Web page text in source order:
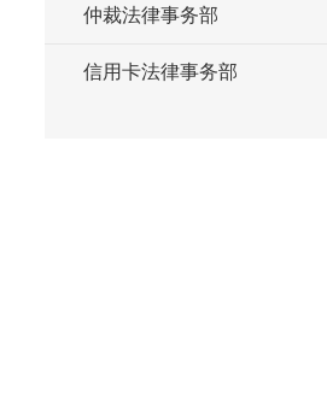
仲裁法律事务部
信用卡法律事务部